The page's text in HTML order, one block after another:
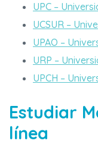
UPC –
UCSUR –
UPAO –
URP –
UPCH –
Estudiar
línea